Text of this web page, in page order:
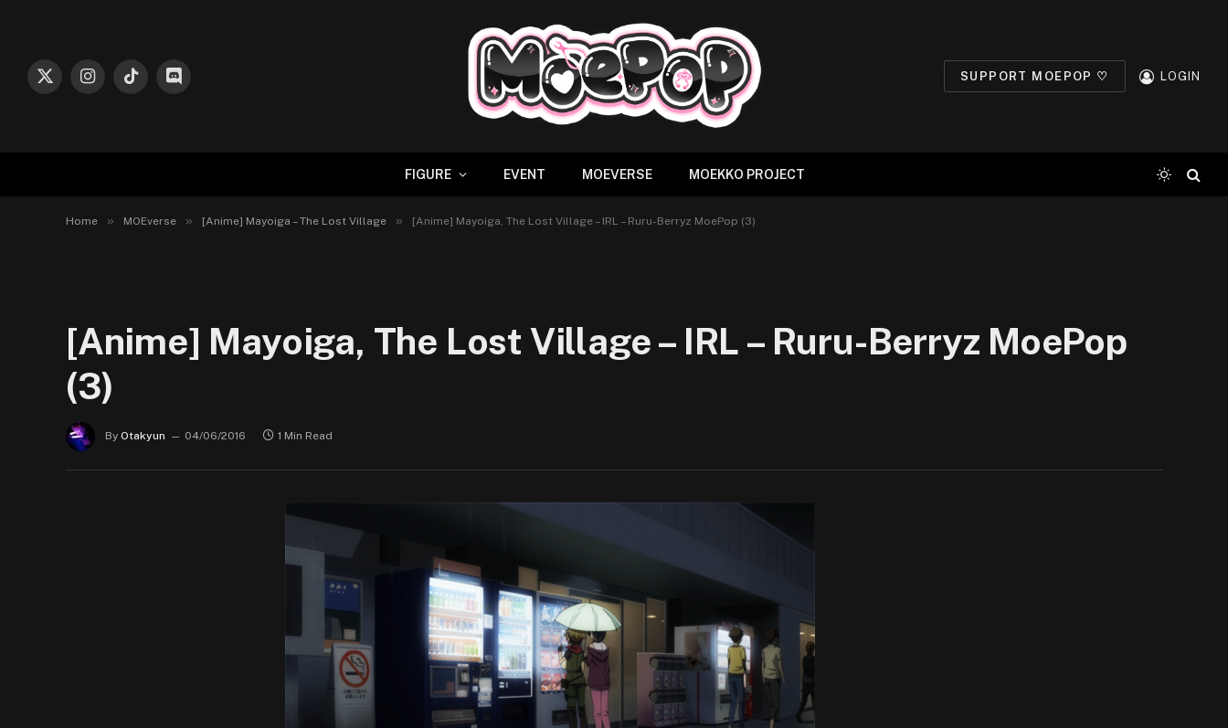
X
InstagramTikTokDiscord
SUPPORT MOEPOP ♡ LOGIN
FIGURE EVENT MOEVERSE MOEKKO PROJECT
Home » MOEverse » [Anime] Mayoiga – The Lost Village » [Anime] Mayoiga, The Lost Village – IRL – Ruru-Berryz MoePop (3)
[Anime] Mayoiga, The Lost Village – IRL – Ruru-Berryz MoePop
(3)
By Otakyun 04/06/2016 1 Min Read